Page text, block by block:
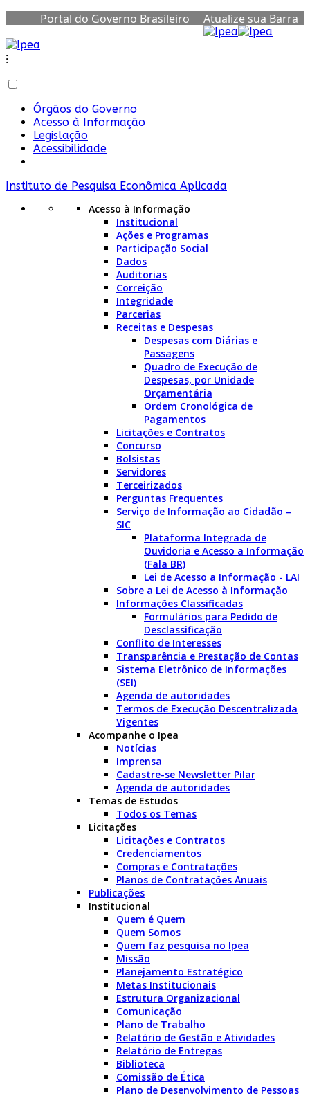
Portal do Governo Brasileiro
Atualize sua Barra
⁝
Órgãos do Governo
Acesso à Informação
Legislação
Acessibilidade
Instituto de Pesquisa Econômica Aplicada
Acesso à Informação
Institucional
Ações e Programas
Participação Social
Dados
Auditorias
Correição
Integridade
Parcerias
Receitas e Despesas
Despesas com Diárias e
Passagens
Quadro de Execução de
Despesas, por Unidade
Orçamentária
Ordem Cronológica de
Pagamentos
Licitações e Contratos
Concurso
Bolsistas
Servidores
Terceirizados
Perguntas Frequentes
Serviço de Informação ao Cidadão –
SIC
Plataforma Integrada de
Ouvidoria e Acesso a Informação
(Fala BR)
Lei de Acesso a Informação - LAI
Sobre a Lei de Acesso à Informação
Informações Classificadas
Formulários para Pedido de
Desclassificação
Conflito de Interesses
Transparência e Prestação de Contas
Sistema Eletrônico de Informações
(SEI)
Agenda de autoridades
Termos de Execução Descentralizada
Vigentes
Acompanhe o Ipea
Notícias
Imprensa
Cadastre-se Newsletter Pilar
Agenda de autoridades
Temas de Estudos
Todos os Temas
Licitações
Licitações e Contratos
Credenciamentos
Compras e Contratações
Planos de Contratações Anuais
Publicações
Institucional
Quem é Quem
Quem Somos
Quem faz pesquisa no Ipea
Missão
Planejamento Estratégico
Metas Institucionais
Estrutura Organizacional
Comunicação
Plano de Trabalho
Relatório de Gestão e Atividades
Relatório de Entregas
Biblioteca
Comissão de Ética
Plano de Desenvolvimento de Pessoas